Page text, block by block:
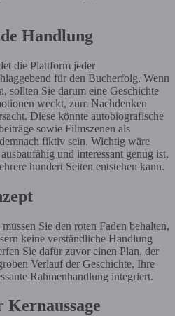
Handlung
die Plattform jeder
für den Bucherfolg. Wenn
sollten Sie darum eine Geschichte
weckt, zum Nachdenken
Diese könnte autobiografische
sowie Filmszenen als
fiktiv sein. Wichtig wäre
und interessant genug ist,
hundert Seiten entstehen kann.
Sie den roten Faden behalten,
keine verständliche Handlung
Sie dafür zuvor einen Plan, der
Verlauf der Geschichte, Ihre
Rahmenhandlung integriert.